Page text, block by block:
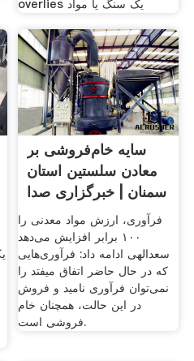
overlies یک سنگ یا مواد
سایه خام‌فروشی بر
معادن سلستین استان
سمنان | خبرگزاری صدا
فرآوری، ارزش مواد معدنی را
۱۰۰ برابر افزایش می‌دهد
سعدالهی ادامه داد: فرآوری‌هایی
که در حال حاضر اتفاق میفتد را
نمی‌توان فرآوری نامید و فروش
در این حالت، همچنان خام
فروشی است.